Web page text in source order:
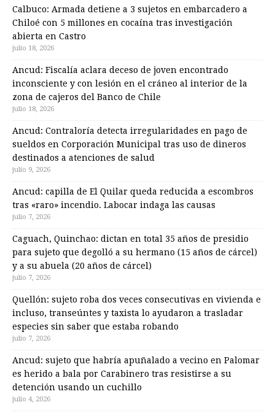
Calbuco: Armada detiene a 3 sujetos en embarcadero a
Chiloé con 5 millones en cocaína tras investigación
abierta en Castro
julio 18, 2026
Ancud: Fiscalía aclara deceso de joven encontrado
inconsciente y con lesión en el cráneo al interior de la
zona de cajeros del Banco de Chile
julio 18, 2026
Ancud: Contraloría detecta irregularidades en pago de
sueldos en Corporación Municipal tras uso de dineros
destinados a atenciones de salud
julio 9, 2026
Ancud: capilla de El Quilar queda reducida a escombros
tras «raro» incendio. Labocar indaga las causas
julio 7, 2026
Caguach, Quinchao: dictan en total 35 años de presidio
para sujeto que degolló a su hermano (15 años de cárcel)
y a su abuela (20 años de cárcel)
julio 7, 2026
Quellón: sujeto roba dos veces consecutivas en vivienda e
incluso, transeúntes y taxista lo ayudaron a trasladar
especies sin saber que estaba robando
julio 7, 2026
Ancud: sujeto que habría apuñalado a vecino en Palomar
es herido a bala por Carabinero tras resistirse a su
detención usando un cuchillo
julio 4, 2026